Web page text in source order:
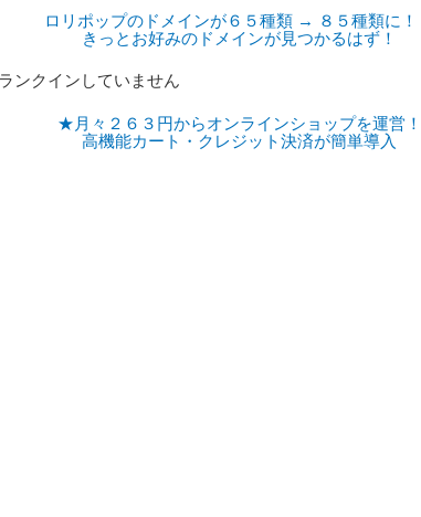
ロリポップのドメインが６５種類 → ８５種類に！
きっとお好みのドメインが見つかるはず！
ンクインしていません
★月々２６３円からオンラインショップを運営！
高機能カート・クレジット決済が簡単導入